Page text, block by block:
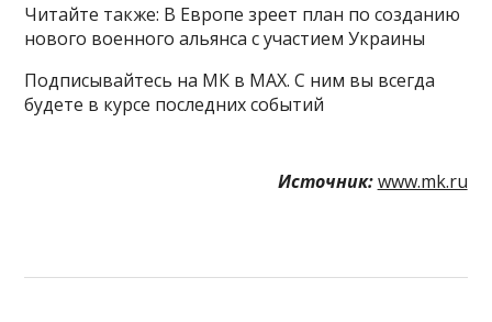
Читайте также: В Европе зреет план по созданию
нового военного альянса с участием Украины
Подписывайтесь на МК в МАХ. С ним вы всегда
будете в курсе последних событий
Источник: www.mk.ru